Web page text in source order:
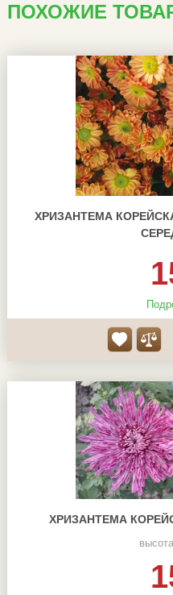
ПОХОЖИЕ
ХРИЗАНТЕМА
ХРИЗАНТЕМА